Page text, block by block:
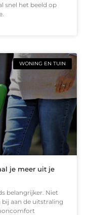
snel het beeld op
WONING EN TUIN
je meer uit je
belangrijker. Niet
aan de uitstraling